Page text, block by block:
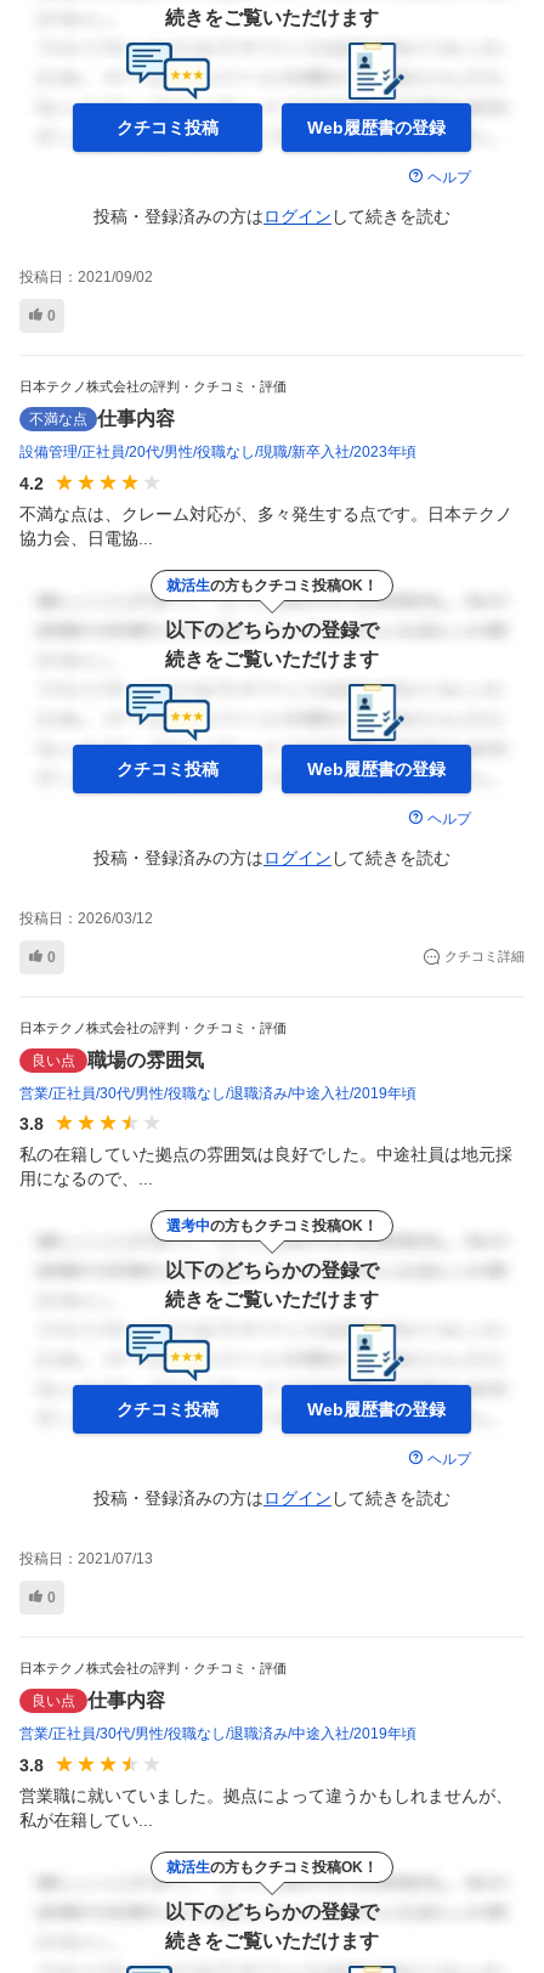
続きをご覧いただけます
クチコミ投稿 Web履歴書の登録
ヘルプ
投稿・登録済みの方はログイン して続きを読む
投稿日： 2021/09/02
0
日本テクノ株式会社の評判・クチコミ・評価
不満な点 仕事内容
設備管理 正社員 20代 男性 役職なし 現職 新卒入社 2023年頃
4.2
不満な点は、クレーム対応が、多々発生する点です。日本テクノ
協力会、日電協...
就活生の方もクチコミ投稿OK！
以下のどちらかの登録で
続きをご覧いただけます
クチコミ投稿 Web履歴書の登録
ヘルプ
投稿・登録済みの方はログイン して続きを読む
投稿日： 2026/03/12
0 クチコミ詳細
日本テクノ株式会社の評判・クチコミ・評価
良い点 職場の雰囲気
営業 正社員 30代 男性 役職なし 退職済み 中途入社 2019年頃
3.8
私の在籍していた拠点の雰囲気は良好でした。中途社員は地元採
用になるので、...
選考中の方もクチコミ投稿OK！
以下のどちらかの登録で
続きをご覧いただけます
クチコミ投稿 Web履歴書の登録
ヘルプ
投稿・登録済みの方はログイン して続きを読む
投稿日： 2021/07/13
0
日本テクノ株式会社の評判・クチコミ・評価
良い点 仕事内容
営業 正社員 30代 男性 役職なし 退職済み 中途入社 2019年頃
3.8
営業職に就いていました。拠点によって違うかもしれませんが、
私が在籍してい...
就活生の方もクチコミ投稿OK！
以下のどちらかの登録で
続きをご覧いただけます